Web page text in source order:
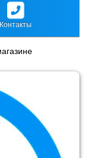
Контакты